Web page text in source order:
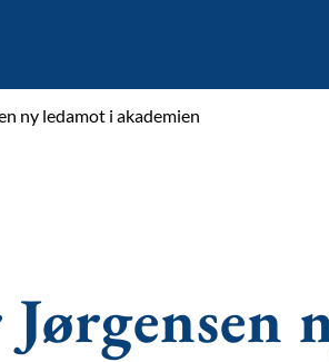
ny ledamot i akademien